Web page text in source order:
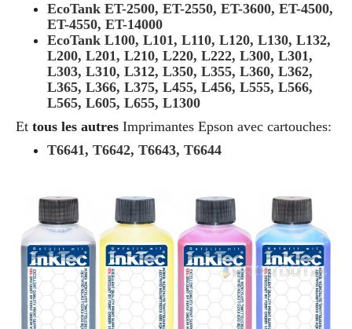
EcoTank ET-2500, ET-2550, ET-3600, ET-4500,
ET-4550, ET-14000
EcoTank L100, L101, L110, L120, L130, L132,
L200, L201, L210, L220, L222, L300, L301,
L303, L310, L312, L350, L355, L360, L362,
L365, L366, L375, L455, L456, L555, L566,
L565, L605, L655, L1300
Et tous les autres Imprimantes Epson avec cartouches:
T6641, T6642, T6643, T6644